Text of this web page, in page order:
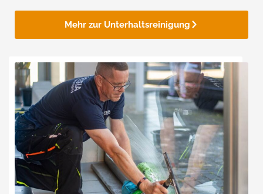
Mehr zur Unterhaltsreinigung